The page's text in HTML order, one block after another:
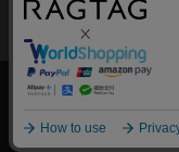
デザイナーズブ
COPYRIGHT© TIN